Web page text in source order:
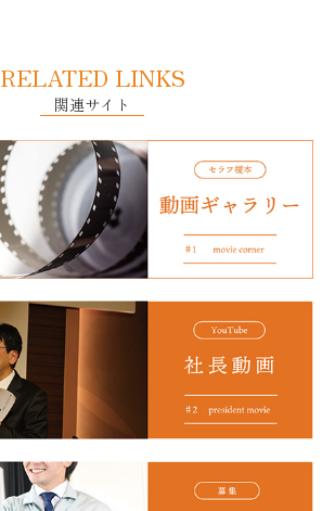
RELATED LINKS
関連サイト